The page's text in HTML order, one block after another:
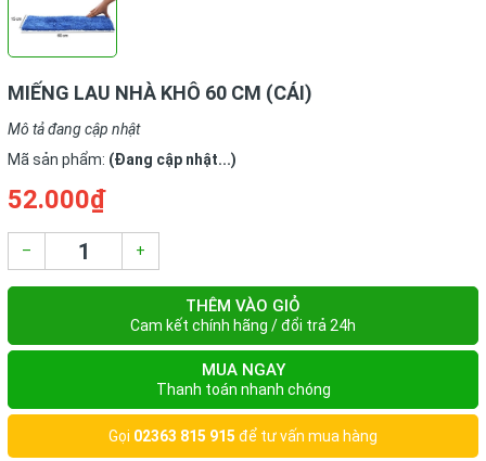
MIẾNG LAU NHÀ KHÔ 60 CM (CÁI)
Mô tả đang cập nhật
Mã sản phẩm: (Đang cập nhật...)
52.000₫
– +
THÊM VÀO GIỎ
Cam kết chính hãng / đổi trả 24h
MUA NGAY
Thanh toán nhanh chóng
Gọi 02363 815 915 để tư vấn mua hàng